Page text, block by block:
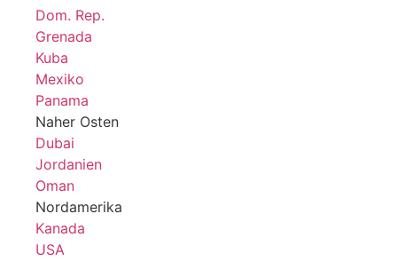
Dom. Rep.
Grenada
Kuba
Mexiko
Panama
Naher Osten
Dubai
Jordanien
Oman
Nordamerika
Kanada
USA